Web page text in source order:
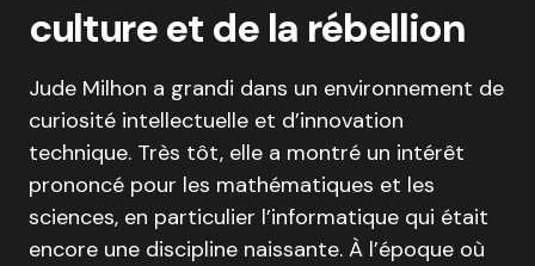
culture et de la rébellion
Jude Milhon a grandi dans un environnement de
curiosité intellectuelle et d’innovation
technique. Très tôt, elle a montré un intérêt
prononcé pour les mathématiques et les
sciences, en particulier l’informatique qui était
encore une discipline naissante. À l’époque où